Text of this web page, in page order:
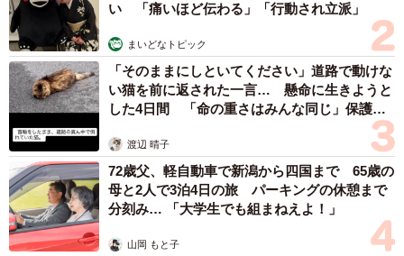
い 「痛いほど伝わる」「行動され立派」
まいどなトピック
「そのままにしといてください」道路で動けな
い猫を前に返された一言… 懸命に生きようと
した4日間 「命の重さはみんな同じ」保護団
渡辺 晴子
72歳父、軽自動車で新潟から四国まで 65歳の
母と2人で3泊4日の旅 パーキングの休憩まで
分刻み… 「大学生でも組まねえよ！」
山岡 もと子